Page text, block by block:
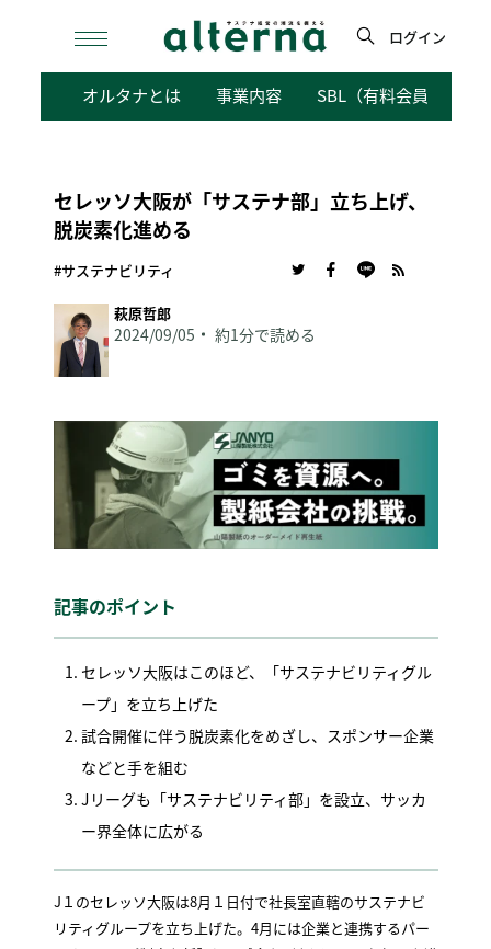
検
ログイン
オルタナとは 事業内容 SBL（有料会員向けサ
セレッソ大阪が「サステナ部」立ち上げ、
脱炭素化進める
#サステナビリティ
萩原哲郎
2024/09/05 約1分で読める
記事のポイント
セレッソ大阪はこのほど、「サステナビリティグル
ープ」を立ち上げた
試合開催に伴う脱炭素化をめざし、スポンサー企業
などと手を組む
Jリーグも「サステナビリティ部」を設立、サッカ
ー界全体に広がる
J１のセレッソ大阪は8月１日付で社長室直轄のサステナビ
リティグループを立ち上げた。4月には企業と連携するパー